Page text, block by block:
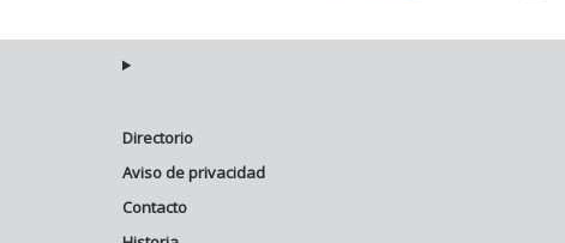
Directorio
Aviso de privacidad
Contacto